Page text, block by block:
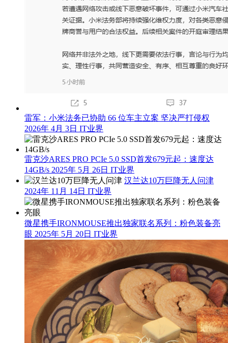
雷军：小米法务已协助 66 位车主立案 坚决严打侵权
2026年 4月 3日 IT业界
雷克沙ARES PRO PCIe 5.0 SSD首发679元起：速度达
14GB/s 2025年 5月 26日 IT业界
汉兰达10万巨降无人问津
2024年 11月 14日 IT业界
微星携手IRONMOUSE推出独家联名系列：粉色装备亮
眼 2025年 5月 20日 IT业界